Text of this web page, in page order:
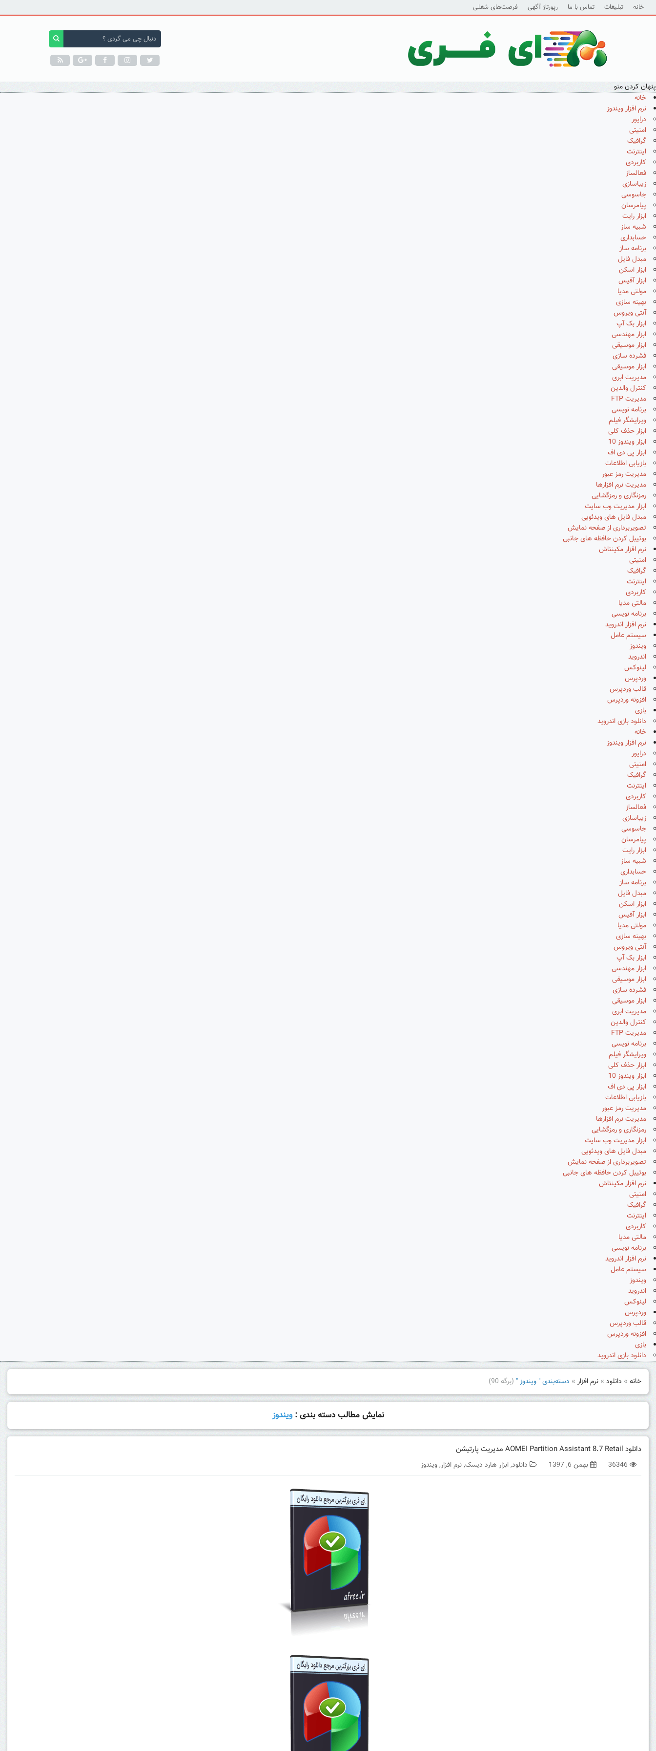
خانه تبلیغات تماس با ما رپورتاژ آگهی فرصت‌های شغلی
پنهان کردن منو
خانه
نرم افزار ویندوز
درایور
امنیتی
گرافیک
اینترنت
کاربردی
فعالساز
زیباسازی
جاسوسی
پیامرسان
ابزار رایت
شبیه ساز
حسابداری
برنامه ساز
مبدل فایل
ابزار اسکن
ابزار آفیس
مولتی مدیا
بهینه سازی
آنتی ویروس
ابزار بک آپ
ابزار مهندسی
ابزار موسیقی
فشرده سازی
ابزار موسیقی
مدیریت ابری
کنترل والدین
مدیریت FTP
برنامه نویسی
ویرایشگر فیلم
ابزار حذف کلی
ابزار ویندوز 10
ابزار پی دی اف
بازیابی اطلاعات
مدیریت رمز عبور
مدیریت نرم افزارها
رمزنگاری و رمزگشایی
ابزار مدیریت وب سایت
مبدل فایل های ویدئویی
تصویربرداری از صفحه نمایش
بوتیبل کردن حافظه های جانبی
نرم افزار مکینتاش
امنیتی
گرافیک
اینترنت
کاربردی
مالتی مدیا
برنامه نویسی
نرم افزار اندروید
سیستم عامل
ویندوز
اندروید
لینوکس
وردپرس
قالب وردپرس
افزونه وردپرس
بازی
دانلود بازی اندروید
خانه
نرم افزار ویندوز
درایور
امنیتی
گرافیک
اینترنت
کاربردی
فعالساز
زیباسازی
جاسوسی
پیامرسان
ابزار رایت
شبیه ساز
حسابداری
برنامه ساز
مبدل فایل
ابزار اسکن
ابزار آفیس
مولتی مدیا
بهینه سازی
آنتی ویروس
ابزار بک آپ
ابزار مهندسی
ابزار موسیقی
فشرده سازی
ابزار موسیقی
مدیریت ابری
کنترل والدین
مدیریت FTP
برنامه نویسی
ویرایشگر فیلم
ابزار حذف کلی
ابزار ویندوز 10
ابزار پی دی اف
بازیابی اطلاعات
مدیریت رمز عبور
مدیریت نرم افزارها
رمزنگاری و رمزگشایی
ابزار مدیریت وب سایت
مبدل فایل های ویدئویی
تصویربرداری از صفحه نمایش
بوتیبل کردن حافظه های جانبی
نرم افزار مکینتاش
امنیتی
گرافیک
اینترنت
کاربردی
مالتی مدیا
برنامه نویسی
نرم افزار اندروید
سیستم عامل
ویندوز
اندروید
لینوکس
وردپرس
قالب وردپرس
افزونه وردپرس
بازی
دانلود بازی اندروید
خانه » دانلود » نرم افزار » دسته‌بندی " ویندوز " (برگه 90)
نمایش مطالب دسته بندی :ویندوز
دانلود AOMEI Partition Assistant 8.7 Retail مدیریت پارتیشن
36346 بهمن 6, 1397 دانلود,ابزار هارد دیسک,نرم افزار,ویندوز